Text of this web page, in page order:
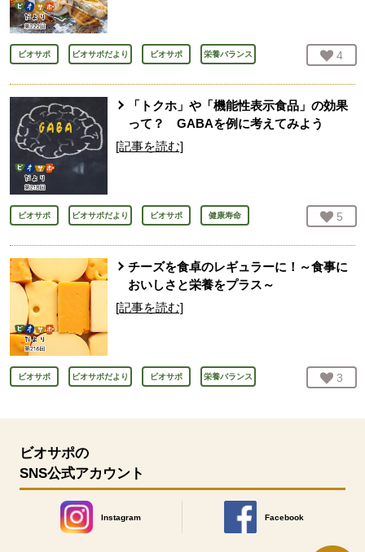
ビオサポ ビオサポだより ビオサポ 栄養バランス お気
4
「トクホ」や「機能性表示食品」の効果
って？ GABAを例に考えてみよう
[記事を読む]
ビオサポ ビオサポだより ビオサポ 健康寿命 お気
5
チーズを食卓のレギュラーに！～食事に
おいしさと栄養をプラス～
[記事を読む]
ビオサポ ビオサポだより ビオサポ 栄養バランス お気
3
ビオサポの
SNS公式アカウント
Instagram
別のウィンドウで開きます。
Facebook
別のウィンドウで開きます